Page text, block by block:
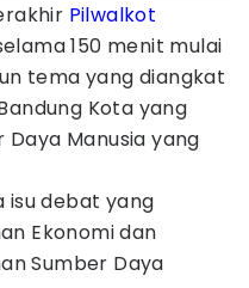
Pilwalkot
150 menit mulai
tema yang diangkat
Kota yang
Daya Manusia yang
isu debat yang
Ekonomi dan
Sumber Daya